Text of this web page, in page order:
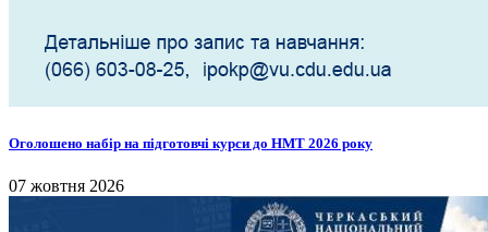
Оголошено набір на підготовчі курси до НМТ 2026 року
07 жовтня 2026